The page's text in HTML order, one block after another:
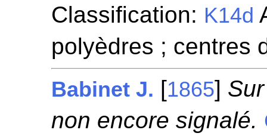
Classification: K14d
polyèdres ; centres
Babinet J. [1865]
non encore signalé.